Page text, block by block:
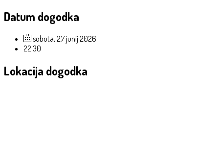
Datum dogodka
sobota, 27 junij 2026
22:30
Lokacija dogodka